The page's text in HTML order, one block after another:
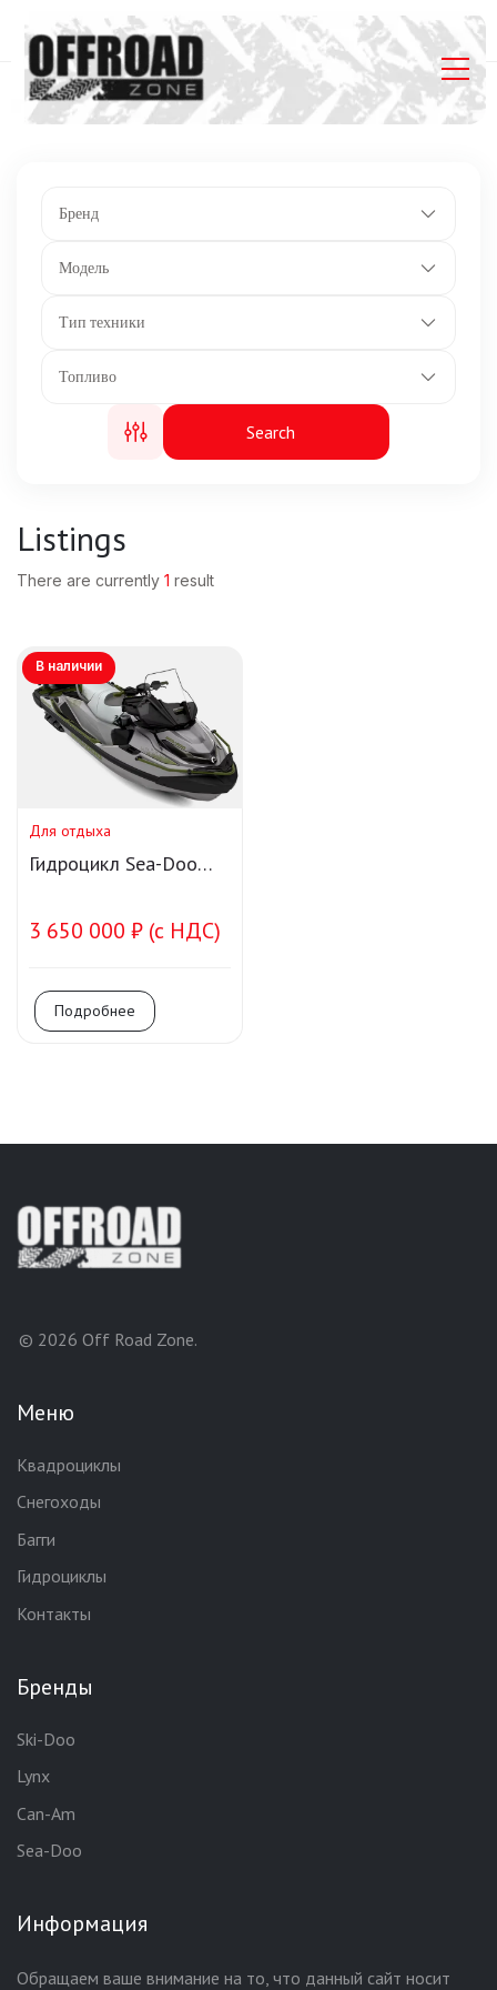
Главная Listings ДхШхВ: 3730х1260х1370 мм.
Бренд
Модель
Тип техники
Топливо
Search
Listings
There are currently 1 result
В наличии
Для отдыха
Гидроцикл Sea-Doo
3 650 000 ₽ (с НДС)
Подробнее
© 2026 Off Road Zone.
Меню
Квадроциклы
Снегоходы
Багги
Гидроциклы
Контакты
Бренды
Ski-Doo
Lynx
Can-Am
Sea-Doo
Информация
Обращаем ваше внимание на то, что данный сайт носит